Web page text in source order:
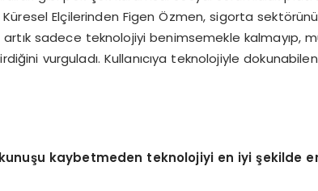
Küresel Elçilerinden Figen Özmen, sigorta
sadece teknolojiyi benimsemekle kalmayıp,
vurguladı. Kullanıcıya teknolojiyle
şu kaybetmeden teknolojiyi en iyişekilde